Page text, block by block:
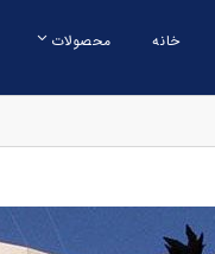
خانه محصولات